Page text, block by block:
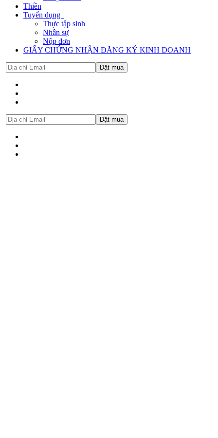
Thiền
Tuyển dụng
Thực tập sinh
Nhân sự
Nộp đơn
GIẤY CHỨNG NHẬN ĐĂNG KÝ KINH DOANH
Đặt mua
Đặt mua